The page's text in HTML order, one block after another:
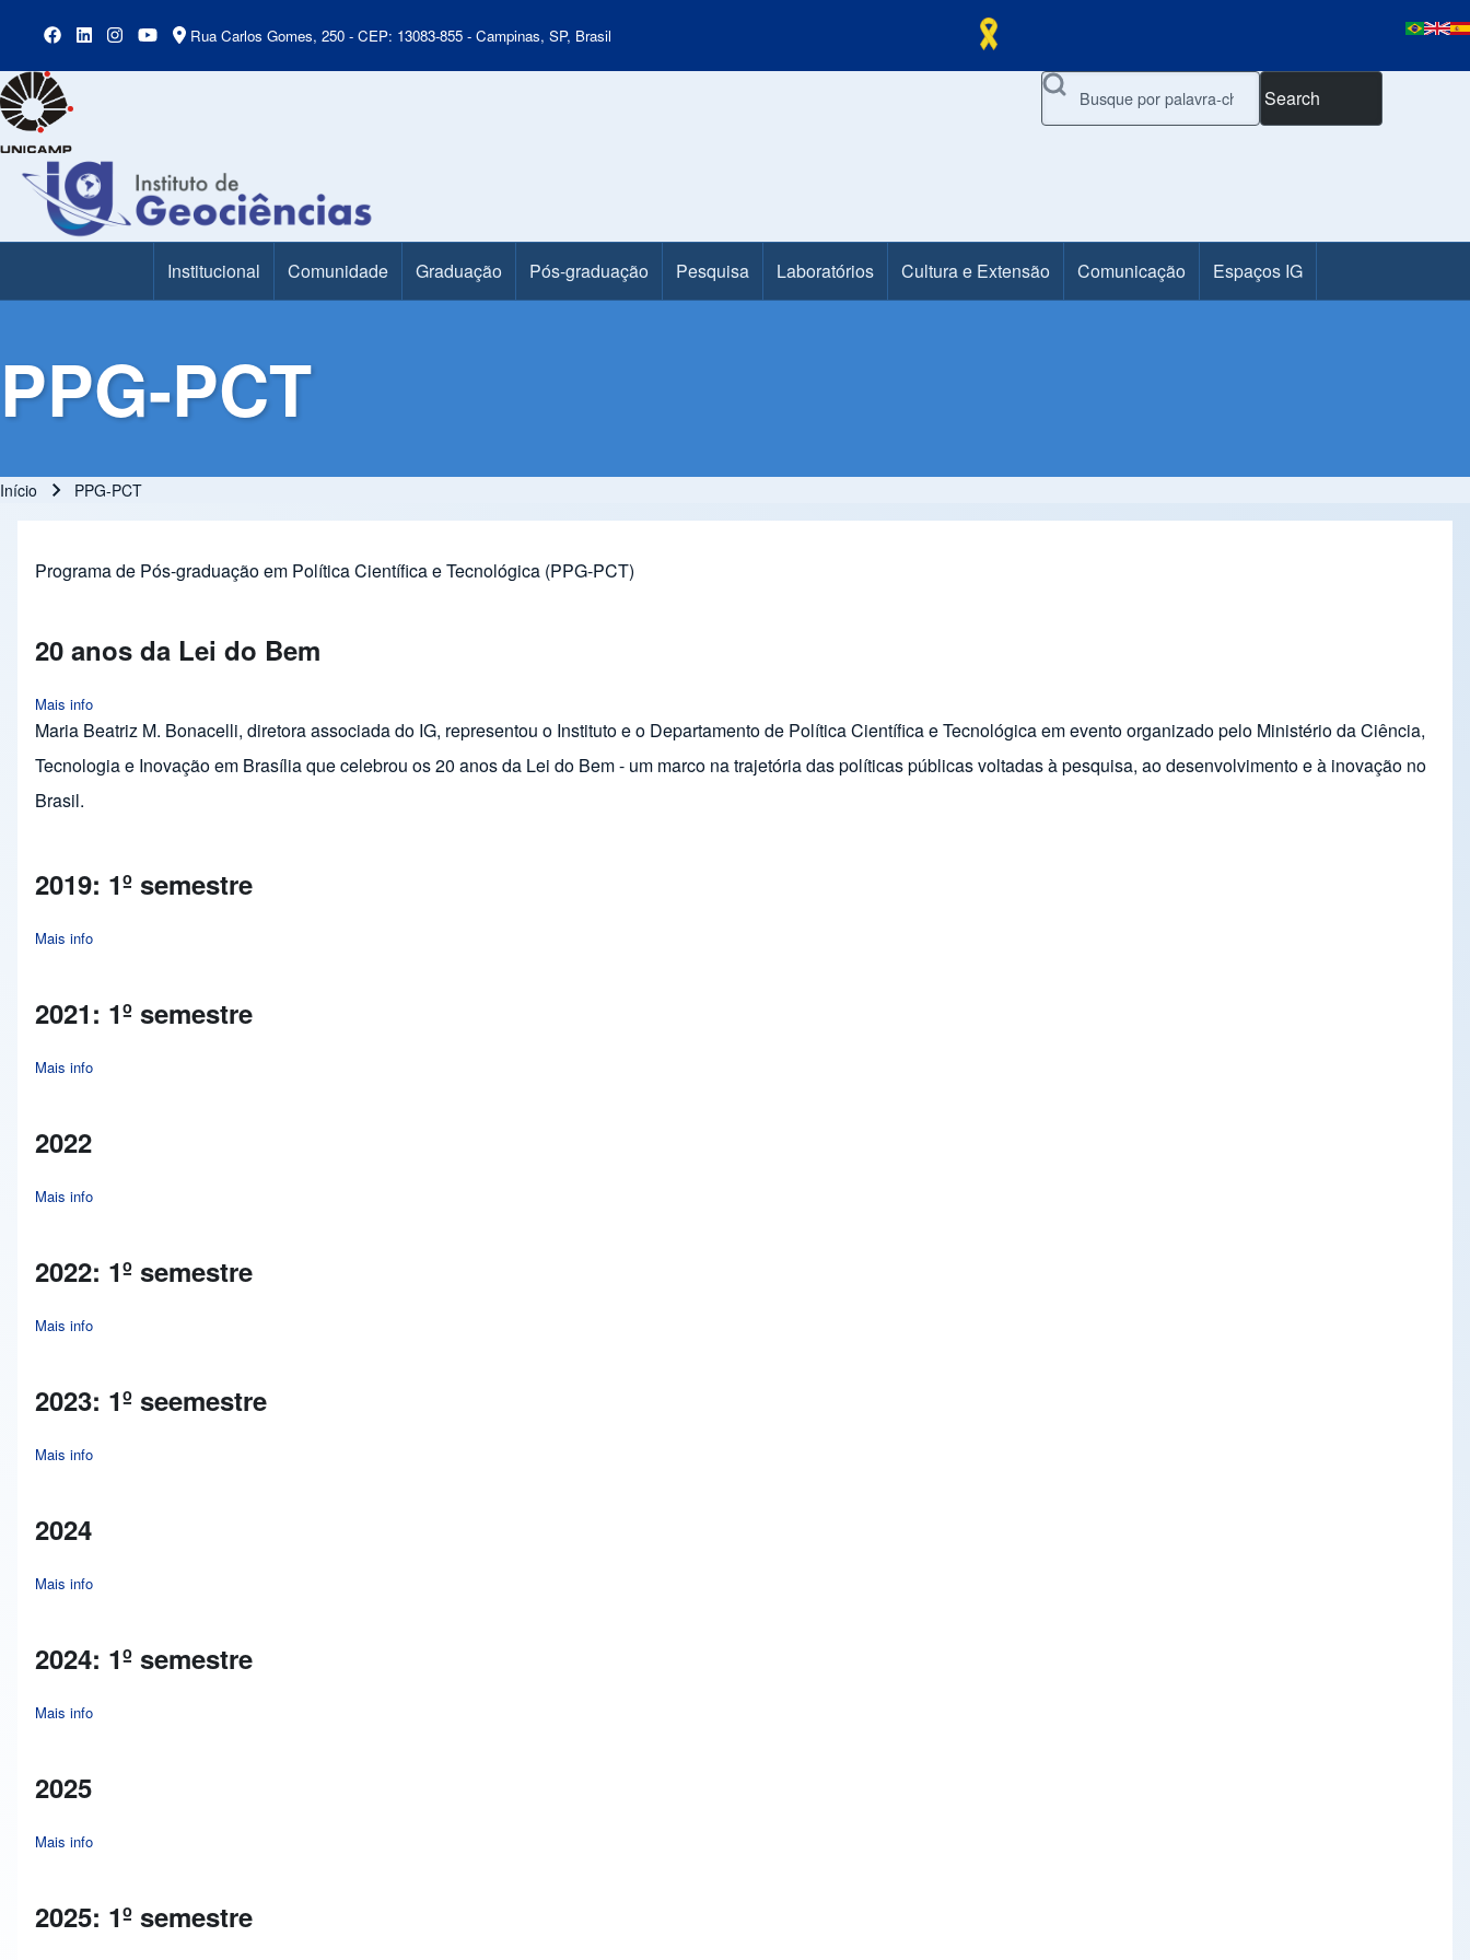
Rua Carlos Gomes, 250 - CEP: 13083-855 - Campinas, SP, Brasil
Search
Main MenuInstitucional Comunidade Graduação Pós-graduação Pesquisa Laboratórios Cultura e Extensão Comunicação Espaços IG
PPG-PCT
Início PPG-PCT
Programa de Pós-graduação em Política Científica e Tecnológica (PPG-PCT)
20 anos da Lei do Bem
Mais info
Maria Beatriz M. Bonacelli, diretora associada do IG, representou o Instituto e o Departamento de Política Científica e Tecnológica em evento organizado pelo Ministério da Ciência,
Tecnologia e Inovação em Brasília que celebrou os 20 anos da Lei do Bem - um marco na trajetória das políticas públicas voltadas à pesquisa, ao desenvolvimento e à inovação no
Brasil.
2019: 1º semestre
Mais info
2021: 1º semestre
Mais info
2022
Mais info
2022: 1º semestre
Mais info
2023: 1º seemestre
Mais info
2024
Mais info
2024: 1º semestre
Mais info
2025
Mais info
2025: 1º semestre